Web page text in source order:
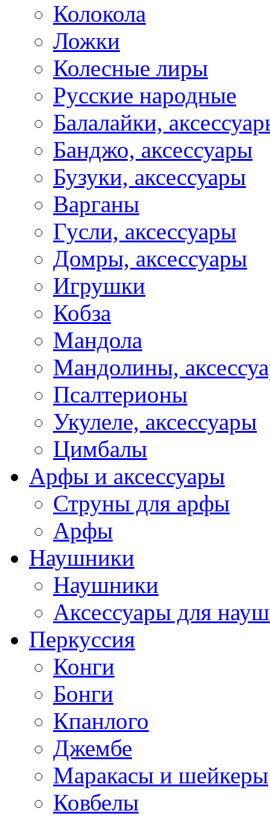
Колокола
Ложки
Колесные лиры
Русские народные
Балалайки,
Банджо, аксессуары
Бузуки, аксессуары
Варганы
Гусли, аксессуары
Домры, аксессуары
Игрушки
Кобза
Мандола
Мандолины,
Псалтерионы
Укулеле, аксессуары
Цимбалы
Арфы и аксессуары
Струны для арфы
Арфы
Наушники
Наушники
Аксессуары для
Перкуссия
Конги
Бонги
Кпанлого
Джембе
Маракасы и шейкеры
Ковбелы